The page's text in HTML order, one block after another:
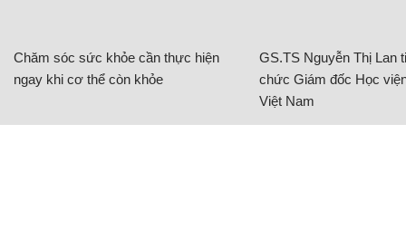
Chăm sóc sức khỏe cần thực hiện
ngay khi cơ thể còn khỏe
GS.TS Nguyễn Thị Lan
chức Giám đốc Học
Việt Nam